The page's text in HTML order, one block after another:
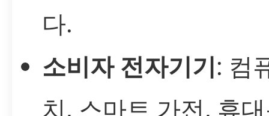
다.
소비자 전자기기: 컴
치, 스마트 가전, 휴